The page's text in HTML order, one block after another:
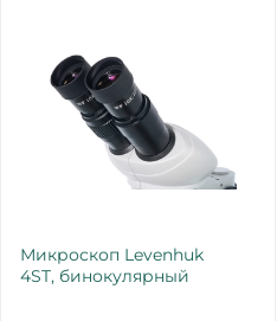
Микроскоп Levenhuk
4ST, бинокулярный